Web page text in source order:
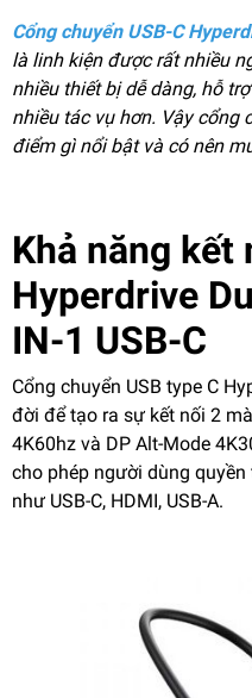
Cổng chuyển USB-C
là linh kiện được rất nhiều
nhiều thiết bị dễ dàng, hỗ
nhiều tác vụ hơn. Vậy cổng
điểm gì nổi bật và có nên
Khả năng kết
Hyperdrive
IN-1 USB-C
Cổng chuyển USB type C
đời để tạo ra sự kết nối 2
4K60hz và DP Alt-Mode
cho phép người dùng
như USB-C, HDMI, USB-A.